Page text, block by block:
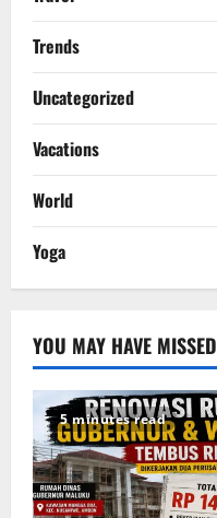
Trends
Uncategorized
Vacations
World
Yoga
YOU MAY HAVE MISSED
5 minutes read